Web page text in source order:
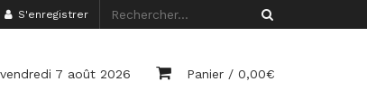
S'enregistrer
vendredi 7 août 2026 Panier / 0,00€